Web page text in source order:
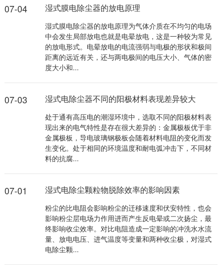
07-04 湿式膜电除尘器的放电原理
湿式膜电除尘器的放电原理为气体介质在不均匀的电场
中会发生局部放电也就是电晕放电，这是一种较为常见
的放电形式。电晕放电的电流强弱与电极的形状和极间
距离的远近有关，还与两电极间的电压大小、气体的密
度大小和...
07-03 湿式电除尘器不同的阳极材料表现差异较大
处于通有高压电的潮湿环境中，选取不同的阳极材料表
现出来的电气特性是存在很大差异的：金属极板优于非
金属极板，导电玻璃钢极板会随着材料电阻的变化而发
生变化。处于相同的环境温度和耐电弧冲击下，不同材
料的抗腐...
07-01 湿式电除尘颗粒物脱除效率的影响因素
粉尘的比电阻会影响粉尘的迁移速度和伏安特性，也会
影响粉尘层电场力作用进而产生反电晕或二次扬尘，最
终影响收尘效率。对比电阻造成一定影响的冲洗水水流
量、放电电压、进气温度等变量和两种收尘极，对湿式
电除尘颗...